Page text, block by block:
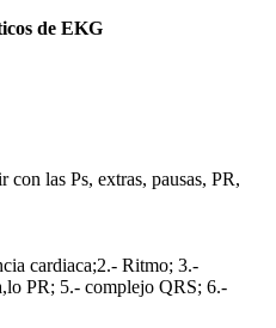
de EKG
las Ps, extras, pausas, PR,
cardiaca;2.- Ritmo; 3.-
PR; 5.- complejo QRS; 6.-